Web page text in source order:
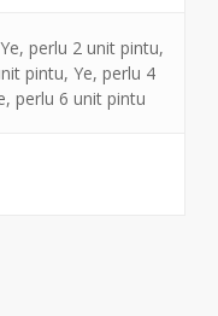
perlu 2 unit pintu,
pintu, Ye, perlu 4
perlu 6 unit pintu